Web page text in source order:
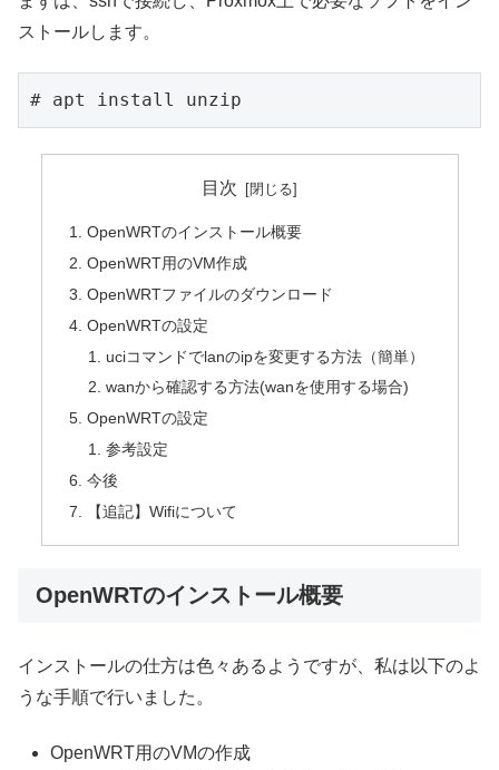
ストールします。
# apt install unzip
目次
OpenWRTのインストール概要
OpenWRT用のVM作成
OpenWRTファイルのダウンロード
OpenWRTの設定
uciコマンドでlanのipを変更する方法（簡単）
wanから確認する方法(wanを使用する場合)
OpenWRTの設定
参考設定
今後
【追記】Wifiについて
OpenWRTのインストール概要
インストールの仕方は色々あるようですが、私は以下のよ
うな手順で行いました。
OpenWRT用のVMの作成